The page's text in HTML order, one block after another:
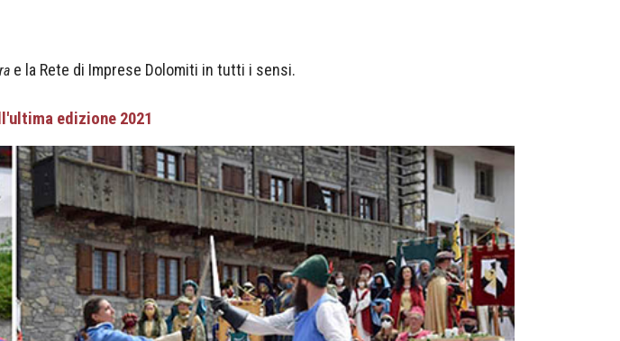
e la Rete di Imprese Dolomiti in tutti i sensi.
edizione 2021